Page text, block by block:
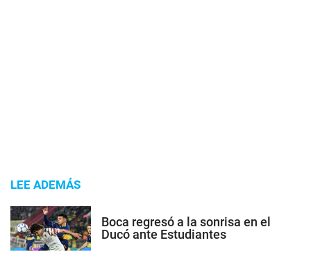
LEE ADEMÁS
Boca regresó a la sonrisa en el
Ducó ante Estudiantes